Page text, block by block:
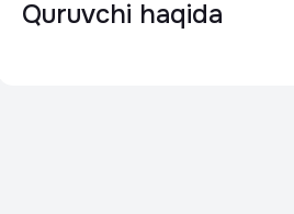
Quruvchi haqida